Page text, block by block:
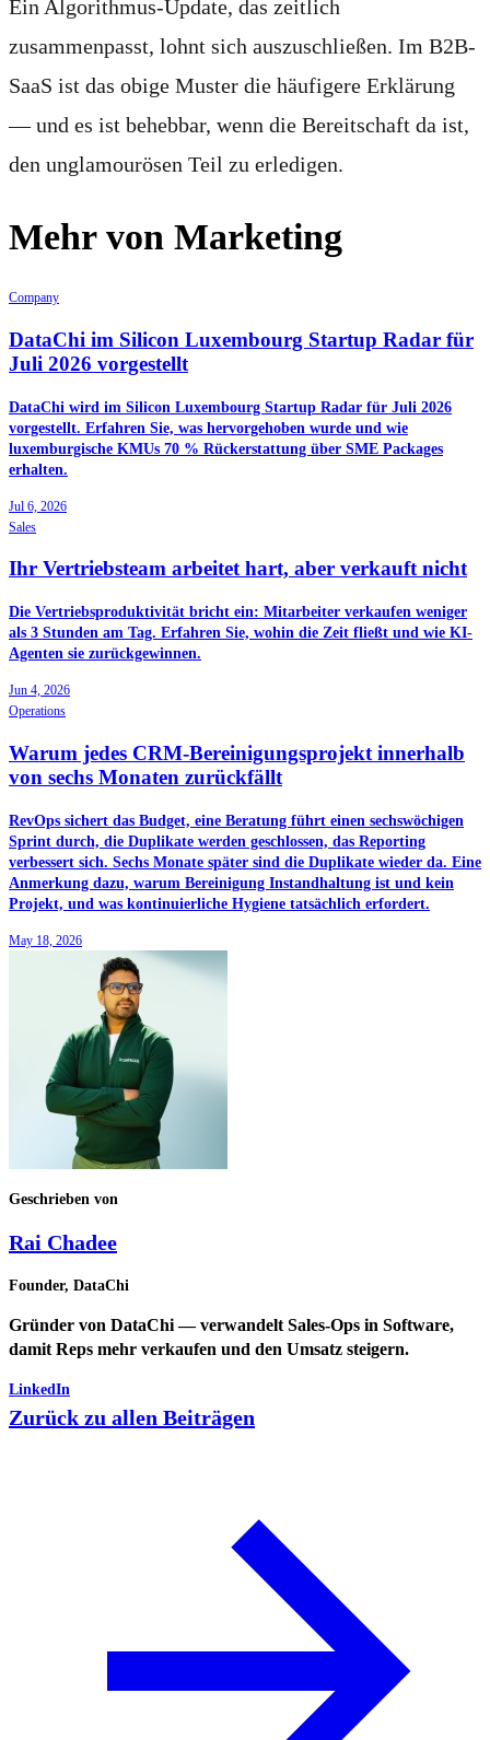
Ein Algorithmus-Update, das zeitlich
zusammenpasst, lohnt sich auszuschließen. Im B2B-
SaaS ist das obige Muster die häufigere Erklärung
— und es ist behebbar, wenn die Bereitschaft da ist,
den unglamourösen Teil zu erledigen.
Mehr von Marketing
Company
DataChi im Silicon Luxembourg Startup Radar für
Juli 2026 vorgestellt
DataChi wird im Silicon Luxembourg Startup Radar für Juli 2026
vorgestellt. Erfahren Sie, was hervorgehoben wurde und wie
luxemburgische KMUs 70 % Rückerstattung über SME Packages
erhalten.
Jul 6, 2026
Sales
Ihr Vertriebsteam arbeitet hart, aber verkauft nicht
Die Vertriebsproduktivität bricht ein: Mitarbeiter verkaufen weniger
als 3 Stunden am Tag. Erfahren Sie, wohin die Zeit fließt und wie KI-
Agenten sie zurückgewinnen.
Jun 4, 2026
Operations
Warum jedes CRM-Bereinigungsprojekt innerhalb
von sechs Monaten zurückfällt
RevOps sichert das Budget, eine Beratung führt einen sechswöchigen
Sprint durch, die Duplikate werden geschlossen, das Reporting
verbessert sich. Sechs Monate später sind die Duplikate wieder da. Eine
Anmerkung dazu, warum Bereinigung Instandhaltung ist und kein
Projekt, und was kontinuierliche Hygiene tatsächlich erfordert.
May 18, 2026
Geschrieben von
Rai Chadee
Founder, DataChi
Gründer von DataChi — verwandelt Sales-Ops in Software,
damit Reps mehr verkaufen und den Umsatz steigern.
LinkedIn
Zurück zu allen Beiträgen